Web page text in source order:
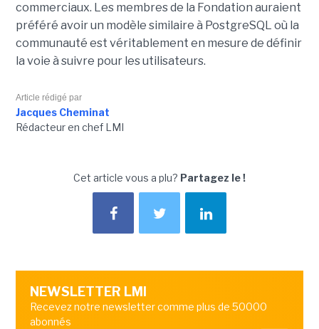
commerciaux. Les membres de la Fondation auraient
préféré avoir un modèle similaire à PostgreSQL où la
communauté est véritablement en mesure de définir
la voie à suivre pour les utilisateurs.
Article rédigé par
Jacques Cheminat
Rédacteur en chef LMI
Cet article vous a plu? Partagez le !
NEWSLETTER LMI
Recevez notre newsletter comme plus de 50000
abonnés